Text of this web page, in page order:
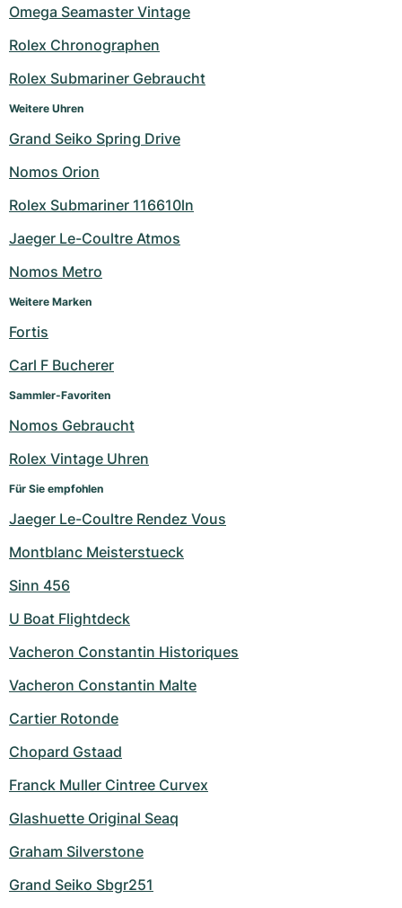
Omega Seamaster Vintage
Rolex Chronographen
Rolex Submariner Gebraucht
Weitere Uhren
Grand Seiko Spring Drive
Nomos Orion
Rolex Submariner 116610ln
Jaeger Le-Coultre Atmos
Nomos Metro
Weitere Marken
Fortis
Carl F Bucherer
Sammler-Favoriten
Nomos Gebraucht
Rolex Vintage Uhren
Für Sie empfohlen
Jaeger Le-Coultre Rendez Vous
Montblanc Meisterstueck
Sinn 456
U Boat Flightdeck
Vacheron Constantin Historiques
Vacheron Constantin Malte
Cartier Rotonde
Chopard Gstaad
Franck Muller Cintree Curvex
Glashuette Original Seaq
Graham Silverstone
Grand Seiko Sbgr251